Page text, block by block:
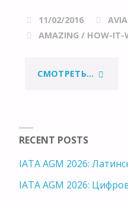
11/02/2016
AMAZING / HOW-IT-
СМОТРЕТЬ... "ЧТО
RECENT POSTS
IATA AGM 2026:
IATA AGM 2026: